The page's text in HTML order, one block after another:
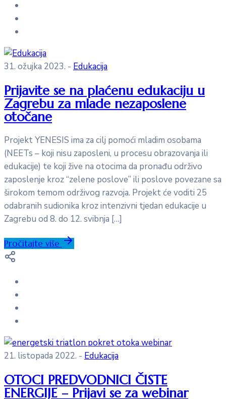
31. ožujka 2023. - Edukacija
Prijavite se na plaćenu edukaciju u
Zagrebu za mlade nezaposlene
otočane
Projekt YENESIS ima za cilj pomoći mladim osobama
(NEETs – koji nisu zaposleni, u procesu obrazovanja ili
edukacije) te koji žive na otocima da pronađu održivo
zaposlenje kroz “zelene poslove” ili poslove povezane sa
širokom temom održivog razvoja. Projekt će voditi 25
odabranih sudionika kroz intenzivni tjedan edukacije u
Zagrebu od 8. do 12. svibnja […]
Pročitajte više
21. listopada 2022. - Edukacija
OTOCI PREDVODNICI ČISTE
ENERGIJE – Prijavi se za webinar